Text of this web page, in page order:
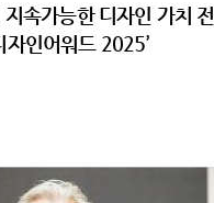
속가능한 디자인 가치
자인어워드 2025’